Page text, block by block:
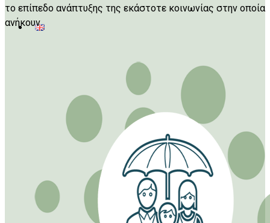
το επίπεδο ανάπτυξης της εκάστοτε κοινωνίας στην οποία
ανήκουν.